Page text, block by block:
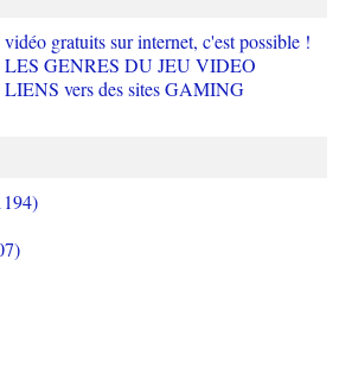
gratuits sur internet, c'est possible !
GENRES DU JEU VIDEO
vers des sites GAMING